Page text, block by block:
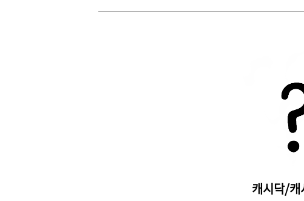
캐시닥/캐